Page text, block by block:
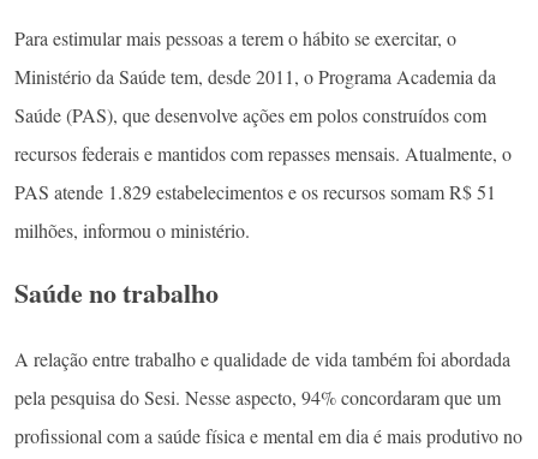
Para estimular mais pessoas a terem o hábito se exercitar, o
Ministério da Saúde tem, desde 2011, o Programa Academia da
Saúde (PAS), que desenvolve ações em polos construídos com
recursos federais e mantidos com repasses mensais. Atualmente, o
PAS atende 1.829 estabelecimentos e os recursos somam R$ 51
milhões, informou o ministério.
Saúde no trabalho
A relação entre trabalho e qualidade de vida também foi abordada
pela pesquisa do Sesi. Nesse aspecto, 94% concordaram que um
profissional com a saúde física e mental em dia é mais produtivo no